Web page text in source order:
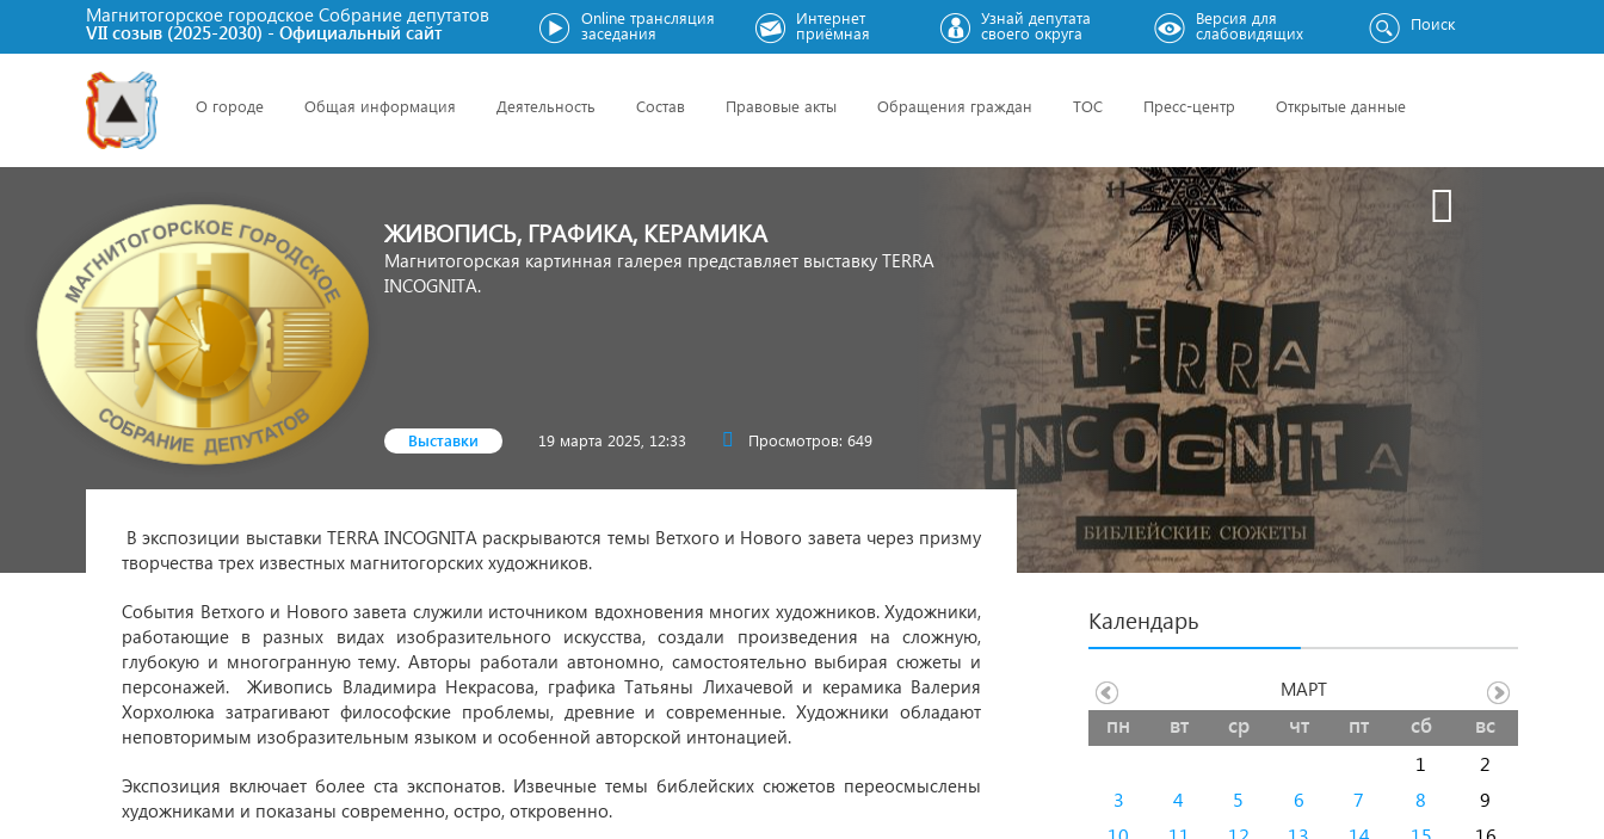
Магнитогорское городское Cобрание депутатов
VII созыв (2025-2030) - Официальный сайт
Online трансляция
заседания
Интернет
приёмная
Узнай депутата
своего округа
Версия для
слабовидящих Поиск
О городе Общая информация Деятельность Состав Правовые акты Обращения граждан ТОС Пресс-центр Открытые данные
ЖИВОПИСЬ, ГРАФИКА, КЕРАМИКА
Магнитогорская картинная галерея представляет выставку TERRA
INCOGNITA.
Выставки 19 марта 2025, 12:33 Просмотров: 649
В экспозиции выставки TERRA INCOGNITA раскрываются темы Ветхого и Нового завета через призму
творчества трех известных магнитогорских художников.
События Ветхого и Нового завета служили источником вдохновения многих художников. Художники,
работающие в разных видах изобразительного искусства, создали произведения на сложную,
глубокую и многогранную тему. Авторы работали автономно, самостоятельно выбирая сюжеты и
персонажей. Живопись Владимира Некрасова, графика Татьяны Лихачевой и керамика Валерия
Хорхолюка затрагивают философские проблемы, древние и современные. Художники обладают
неповторимым изобразительным языком и особенной авторской интонацией.
Экспозиция включает более ста экспонатов. Извечные темы библейских сюжетов переосмыслены
художниками и показаны современно, остро, откровенно.
Календарь
пн вт ср чт пт сб вс
1
2
3
4 5 6 7 8
9
МАРТ